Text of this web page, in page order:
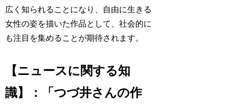
広く知られることになり、自由に生きる
女性の姿を描いた作品として、社会的に
も注目を集めることが期待されます。
【ニュースに関する知
識】：「つづ井さんの作